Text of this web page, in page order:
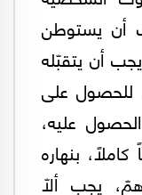
أن يستوطن
أن يتقبّله
للحصول على
عليه،
بنهاره
يجب ألاّ